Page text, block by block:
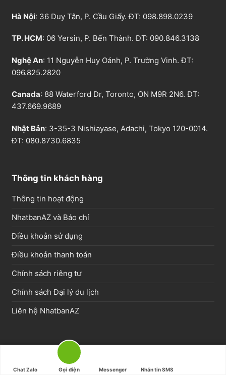
Hà Nội: 36 Duy Tân, P. Cầu Giấy. ĐT: 098.898.0239
TP. HCM: 06 Yersin, P. Bến Thành. ĐT: 090.846.3138
Nghệ An: 11 Nguyễn Huy Oánh, P. Trường Vinh. ĐT:
096.825.2820
Canada: 88 Waterford Dr, Toronto, ON M9R 2N6. ĐT:
437.669.9689
Nhật Bản: 3-35-3 Nishiayase, Adachi, Tokyo 120-0014.
ĐT: 080.8730.6835
Thông tin khách hàng
Thông tin hoạt động
NhatbanAZ và Báo chí
Điều khoản sử dụng
Điều khoản thanh toán
Chính sách riêng tư
Chính sách Đại lý du lịch
Liên hệ NhatbanAZ
Tour Nhật hoa anh đào
Tour Nhật mùa hè
Chat Zalo Gọi điện Messenger Nhắn tin SMS